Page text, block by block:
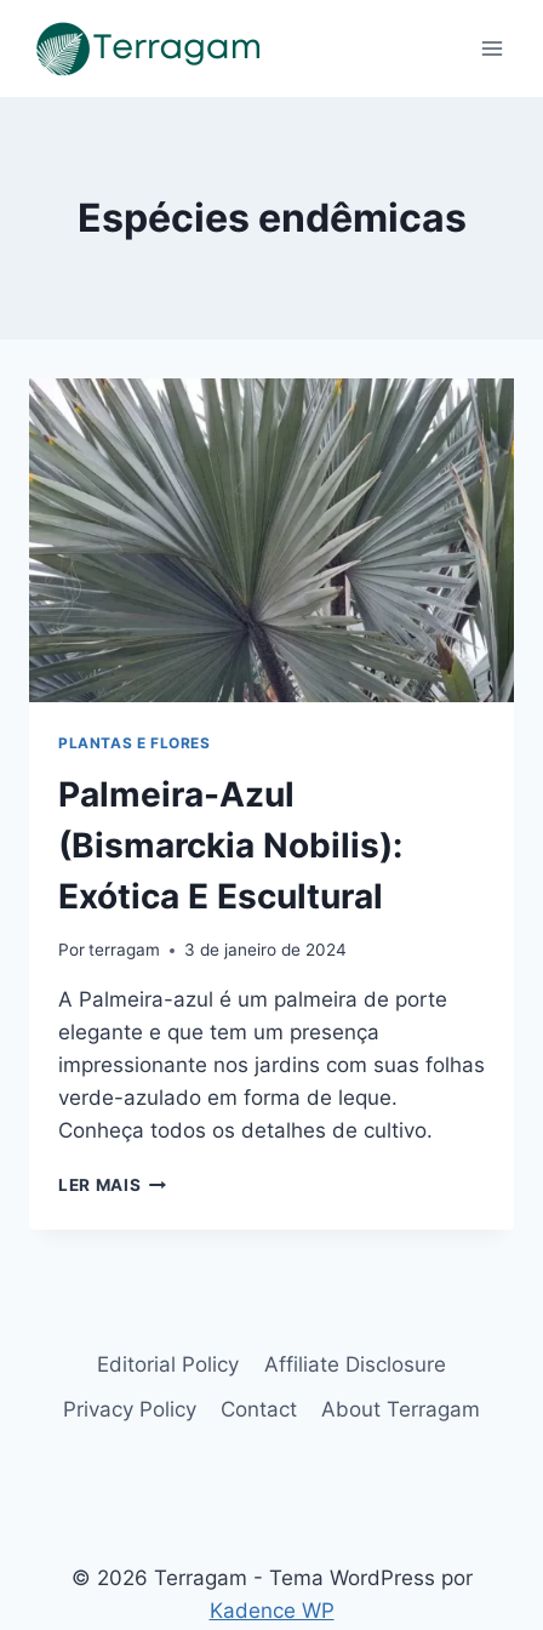
para
Espécies endêmicas
PLANTAS E FLORES
Palmeira-Azul
(Bismarckia Nobilis):
Exótica E Escultural
Porterragam 3 de janeiro de 2024
A Palmeira-azul é um palmeira de porte
elegante e que tem um presença
impressionante nos jardins com suas folhas
verde-azulado em forma de leque.
Conheça todos os detalhes de cultivo.
LER MAIS PALMEIRA-
Editorial Policy
Affiliate Disclosure
Privacy Policy
Contact About Terragam
© 2026 Terragam - Tema WordPress por
Kadence WP